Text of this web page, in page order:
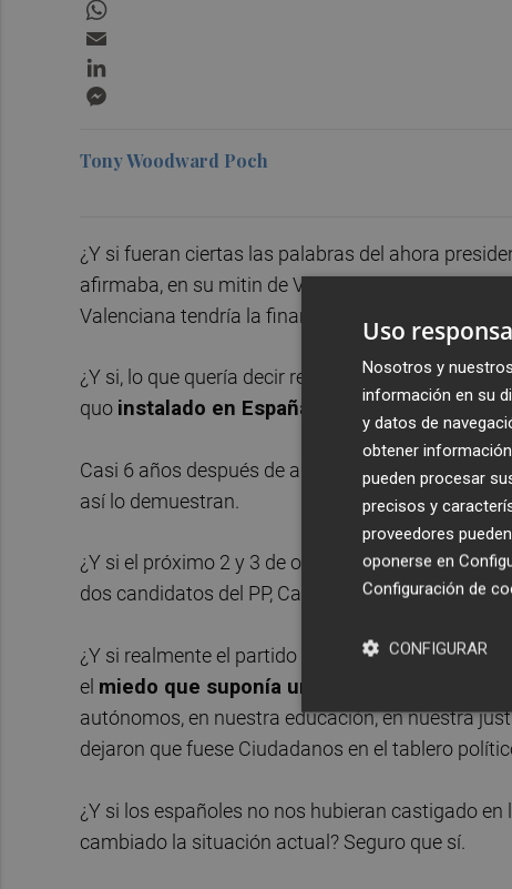
Tony Woodward Poch
¿Y si fueran ciertas las palabras del ahora
afirmaba, en su mitin de Valencia ante 8.000
Valenciana tendría la financiación que se merece?
¿Y si, lo que quería decir realmente, es que las
quo instalado en España se iba a mantener
Casi 6 años después de aquella afirmación no
así lo demuestran.
¿Y si el próximo 2 y 3 de octubre en la plaza de
dos candidatos del PP, Casado y Mazón
¿Y si realmente el partido del IBEX no era
el miedo que suponía un cambio real en
autónomos, en nuestra educación, en nuestra
dejaron que fuese Ciudadanos en el tablero
¿Y si los españoles no nos hubieran castigado
cambiado la situación actual? Seguro que sí.
Uso
Nosotros y
información en su
y datos de
obtener
pueden procesar
precisos y
proveedores
oponerse en
Configuración de
CONFIGURAR